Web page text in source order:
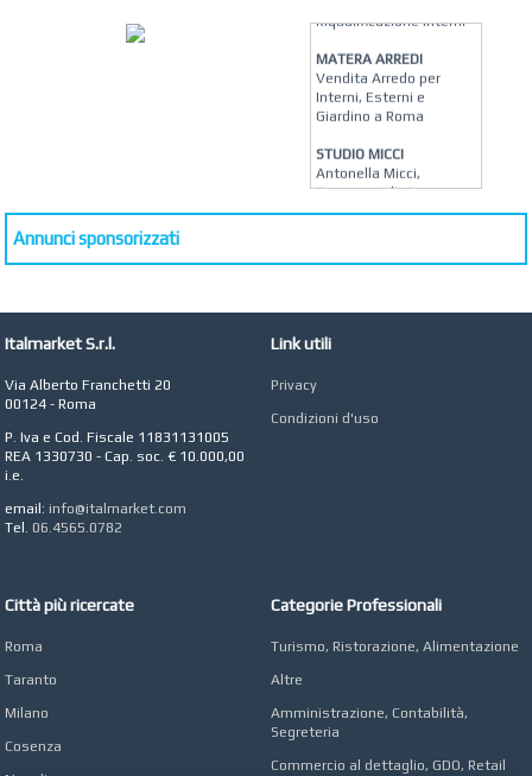
MATERA ARREDI
Vendita Arredo per
Interni, Esterni e
Giardino a Roma
STUDIO MICCI
Antonella Micci,
Commercialista e
AZIENDA AGRICOLA DI
Annunci sponsorizzati
Italmarket S.r.l.
Via Alberto Franchetti 20
00124 - Roma
P. Iva e Cod. Fiscale 11831131005
REA 1330730 - Cap. soc. € 10.000,00
i.e.
email: info@italmarket.com
Tel. 06.4565.0782
Link utili
Privacy
Condizioni d'uso
Città più ricercate
Roma
Taranto
Milano
Cosenza
Categorie Professionali
Turismo, Ristorazione, Alimentazione
Altre
Amministrazione, Contabilità,
Segreteria
Commercio al dettaglio, GDO, Retail